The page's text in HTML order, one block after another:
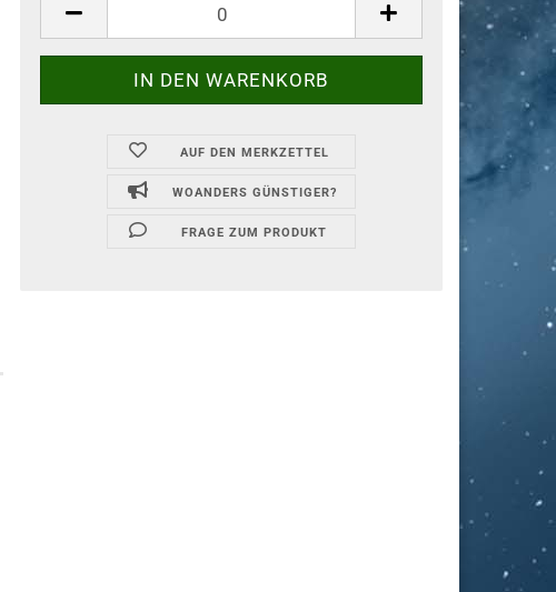
AUF DEN MERKZETTEL
WOANDERS GÜNSTIGER?
FRAGE ZUM PRODUKT